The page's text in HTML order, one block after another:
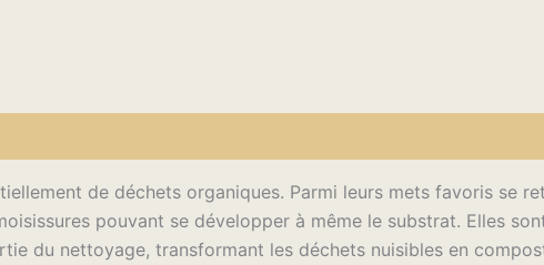
de déchets organiques. Parmi leurs mets favoris se
pouvant se développer à même le substrat. Elles
du nettoyage, transformant les déchets nuisibles en